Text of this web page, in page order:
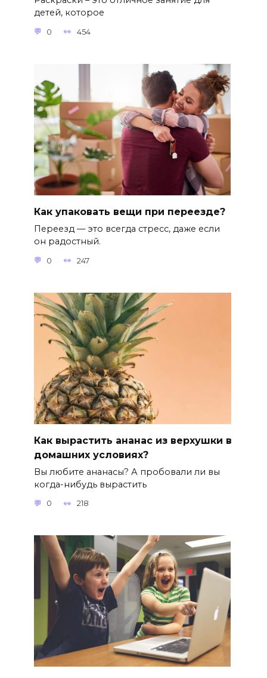
детей, которое
0 454
Как упаковать вещи при переезде?
Переезд — это всегда стресс, даже если
он радостный.
0 247
Как вырастить ананас из верхушки в
домашних условиях?
Вы любите ананасы? А пробовали ли вы
когда-нибудь вырастить
0 218